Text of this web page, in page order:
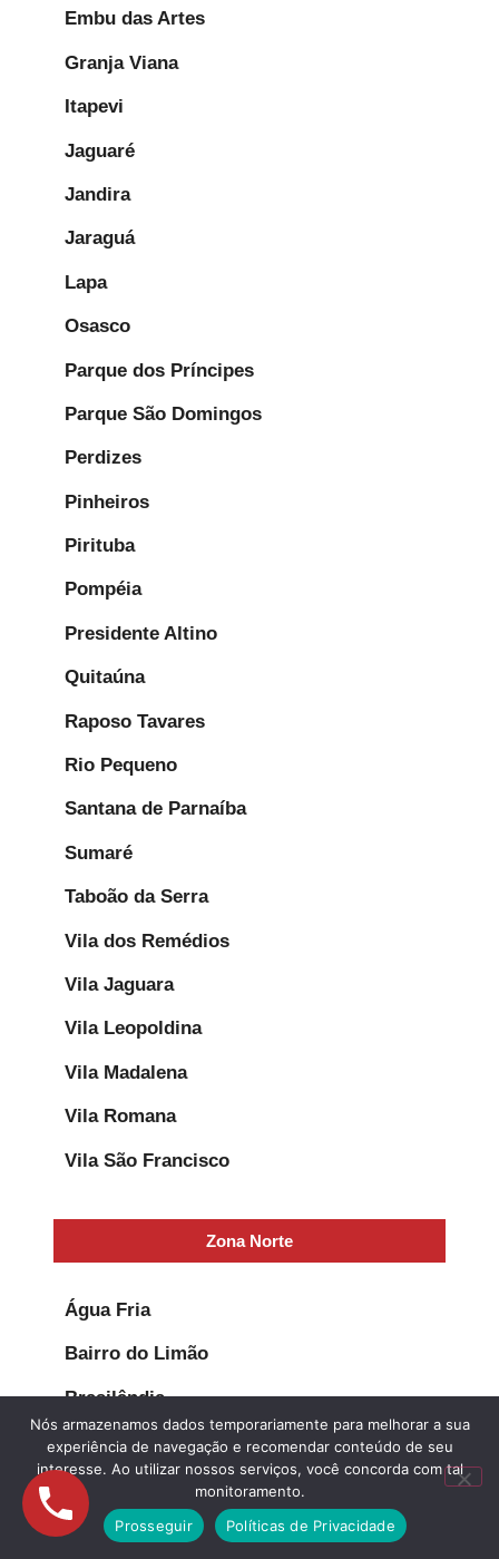
Embu das Artes
Granja Viana
Itapevi
Jaguaré
Jandira
Jaraguá
Lapa
Osasco
Parque dos Príncipes
Parque São Domingos
Perdizes
Pinheiros
Pirituba
Pompéia
Presidente Altino
Quitaúna
Raposo Tavares
Rio Pequeno
Santana de Parnaíba
Sumaré
Taboão da Serra
Vila dos Remédios
Vila Jaguara
Vila Leopoldina
Vila Madalena
Vila Romana
Vila São Francisco
Zona Norte
Água Fria
Bairro do Limão
Brasilândia
Casa Verde
Freguesia do Ó
Horto Florestal
Nós armazenamos dados temporariamente para melhorar a sua
experiência de navegação e recomendar conteúdo de seu
interesse. Ao utilizar nossos serviços, você concorda com tal
monitoramento.
Prosseguir
Políticas de Privacidade